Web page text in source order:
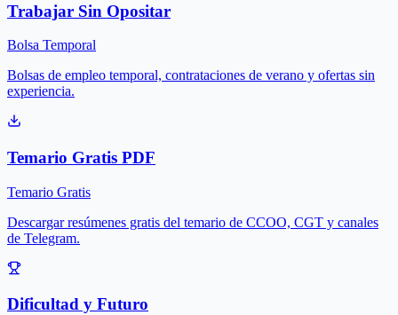
Trabajar Sin Opositar
Bolsa Temporal
Bolsas de empleo temporal, contrataciones de verano y ofertas sin
experiencia.
Temario Gratis PDF
Temario Gratis
Descargar resúmenes gratis del temario de CCOO, CGT y canales
de Telegram.
Dificultad y Futuro